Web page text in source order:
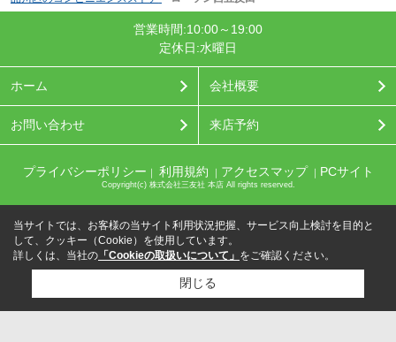
営業時間:10:00～19:00
定休日:水曜日
ホーム 会社概要
お問い合わせ 来店予約
プライバシーポリシー ｜ 利用規約 ｜ アクセスマップ ｜ PCサイト
Copyright(c) 株式会社三友社 本店 All rights reserved.
当サイトでは、お客様の当サイト利用状況把握、サービス向上検討を目的と
して、クッキー（Cookie）を使用しています。
詳しくは、当社の 「Cookieの取扱いについて」 をご確認ください。
閉じる